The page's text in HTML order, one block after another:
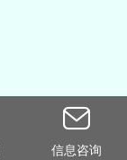
信息咨询